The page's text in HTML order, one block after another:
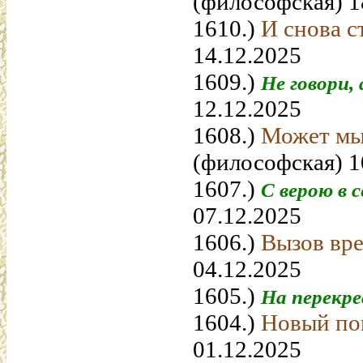
1610.) И снова
14.12.2025
1609.) Не
12.12.2025
1608.) Может
(философская)
1607.) С верою в
07.12.2025
1606.) Вызов
04.12.2025
1605.) На
1604.) Новый
01.12.2025